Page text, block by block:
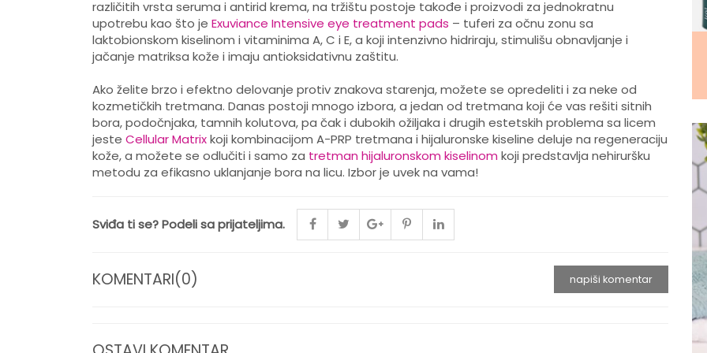
različitih vrsta seruma i antirid krema, na tržištu postoje takođe i proizvodi za jednokratnu
upotrebu kao što je Exuviance Intensive eye treatment pads – tuferi za očnu zonu sa
laktobionskom kiselinom i vitaminima A, C i E, a koji intenzivno hidriraju, stimulišu obnavljanje i
jačanje matriksa kože i imaju antioksidativnu zaštitu.
Ako želite brzo i efektno delovanje protiv znakova starenja, možete se opredeliti i za neke od
kozmetičkih tretmana. Danas postoji mnogo izbora, a jedan od tretmana koji će vas rešiti sitnih
bora, podočnjaka, tamnih kolutova, pa čak i dubokih ožiljaka i drugih estetskih problema sa licem
jeste Cellular Matrixkoji kombinacijom A-PRP tretmana i hijaluronske kiseline deluje na regeneraciju
kože, a možete se odlučiti i samo za tretman hijaluronskom kiselinom koji predstavlja nehiruršku
metodu za efikasno uklanjanje bora na licu. Izbor je uvek na vama!
Sviđa ti se? Podeli sa prijateljima.
KOMENTARI(0) napiši komentar